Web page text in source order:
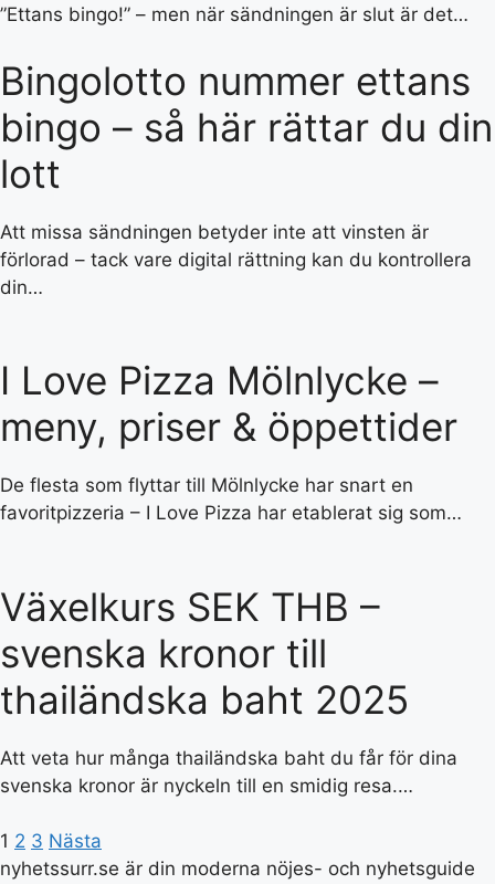
”Ettans bingo!” – men när sändningen är slut är det…
Bingolotto nummer ettans
bingo – så här rättar du din
lott
Att missa sändningen betyder inte att vinsten är
förlorad – tack vare digital rättning kan du kontrollera
din…
I Love Pizza Mölnlycke –
meny, priser & öppettider
De flesta som flyttar till Mölnlycke har snart en
favoritpizzeria – I Love Pizza har etablerat sig som…
Växelkurs SEK THB –
svenska kronor till
thailändska baht 2025
Att veta hur många thailändska baht du får för dina
svenska kronor är nyckeln till en smidig resa.…
1 2 3 Nästa
nyhetssurr.se är din moderna nöjes- och nyhetsguide